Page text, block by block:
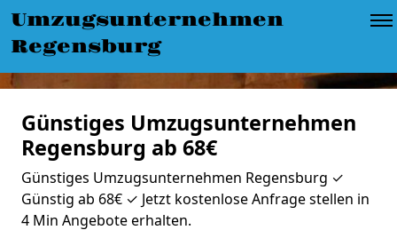
Umzugsunternehmen
Regensburg
Günstiges Umzugsunternehmen
Regensburg ab 68€
Günstiges Umzugsunternehmen Regensburg ✓
Günstig ab 68€ ✓ Jetzt kostenlose Anfrage stellen in
4 Min Angebote erhalten.